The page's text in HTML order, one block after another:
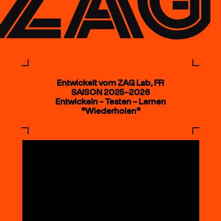
Entwickelt vom ZAG Lab, FR
SAISON 2025–2026
Entwickeln – Testen – Lernen
*Wiederholen*